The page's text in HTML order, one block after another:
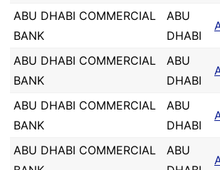
ABU DHABI COMMERCIAL
BANK
ABU
DHABI
ABU DHABI COMMERCIAL
BANK
ABU
DHABI
ABU DHABI COMMERCIAL
BANK
ABU
DHABI
ABU DHABI COMMERCIAL
ABU